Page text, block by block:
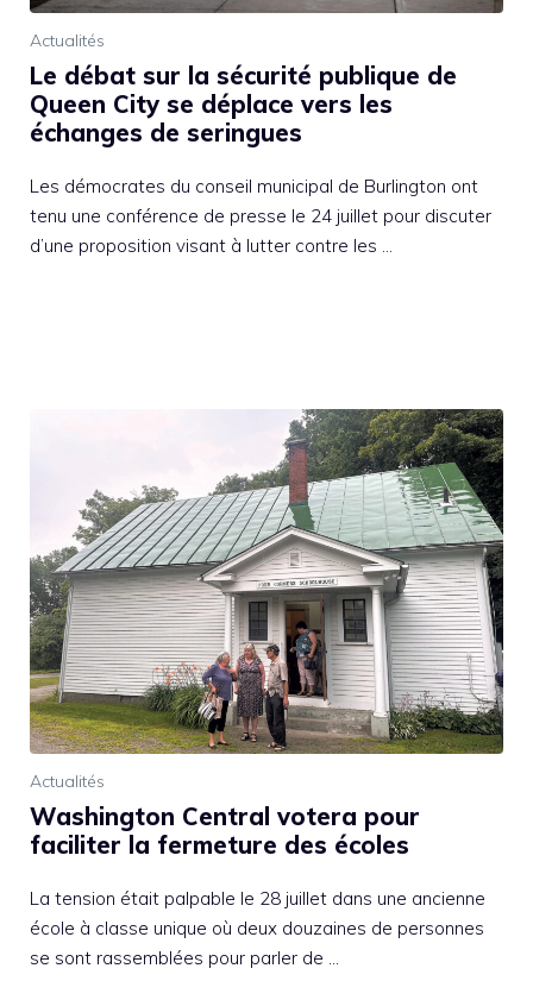
Actualités
Le débat sur la sécurité publique de
Queen City se déplace vers les
échanges de seringues
Les démocrates du conseil municipal de Burlington ont
tenu une conférence de presse le 24 juillet pour discuter
d’une proposition visant à lutter contre les …
Actualités
Washington Central votera pour
faciliter la fermeture des écoles
La tension était palpable le 28 juillet dans une ancienne
école à classe unique où deux douzaines de personnes
se sont rassemblées pour parler de …